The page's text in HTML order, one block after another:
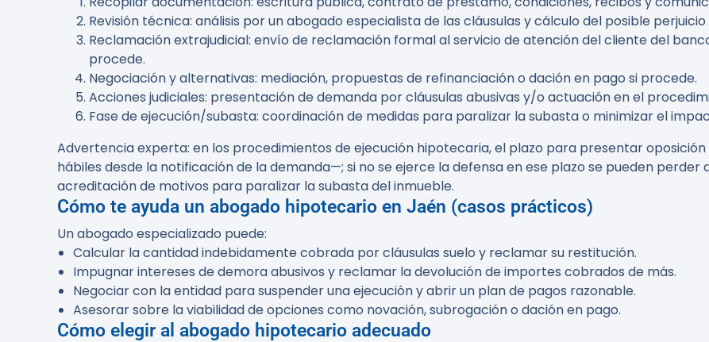
Revisión técnica: análisis por un abogado especialista de las cláusulas y cálculo del posible
Reclamación extrajudicial: envío de reclamación formal al servicio de atención del cliente del
procede.
Negociación y alternativas: mediación, propuestas de refinanciación o dación en pago si procede.
Acciones judiciales: presentación de demanda por cláusulas abusivas y/o actuación en el
Fase de ejecución/subasta: coordinación de medidas para paralizar la subasta o minimizar el
Advertencia experta: en los procedimientos de ejecución hipotecaria, el plazo para presentar
hábiles desde la notificación de la demanda—; si no se ejerce la defensa en ese plazo se pueden
acreditación de motivos para paralizar la subasta del inmueble.
Cómo te ayuda un abogado hipotecario en Jaén (casos prácticos)
Un abogado especializado puede:
Calcular la cantidad indebidamente cobrada por cláusulas suelo y reclamar su restitución.
Impugnar intereses de demora abusivos y reclamar la devolución de importes cobrados de más.
Negociar con la entidad para suspender una ejecución y abrir un plan de pagos razonable.
Asesorar sobre la viabilidad de opciones como novación, subrogación o dación en pago.
Cómo elegir al abogado hipotecario adecuado